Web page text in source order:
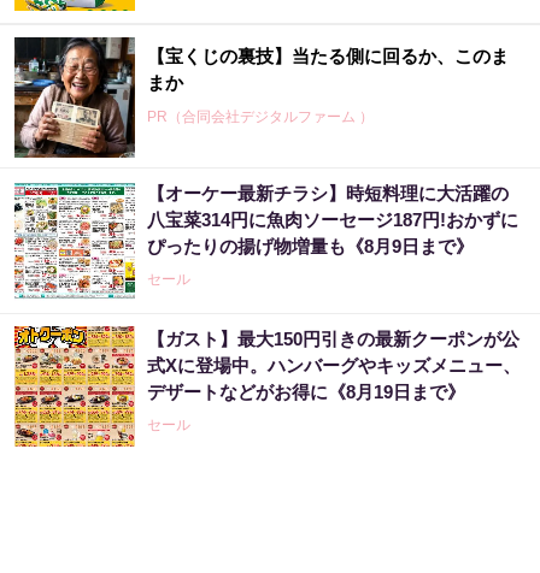
【宝くじの裏技】当たる側に回るか、このま
まか
PR（合同会社デジタルファーム ）
【宝くじの裏技】当たる側に回るか、このま
まか
PR（合同会社デジタルファーム ）
“宝くじは運じゃなかった”当たる人の“共通
点”を知っただけ
PR（合同会社デジタルファーム ）
【オーケー最新チラシ】時短料理に大活躍の
八宝菜314円に魚肉ソーセージ187円!おかずに
ぴったりの揚げ物増量も《8月9日まで》
セール
【ガスト】最大150円引きの最新クーポンが公
式Xに登場中。ハンバーグやキッズメニュー、
デザートなどがお得に《8月19日まで》
セール